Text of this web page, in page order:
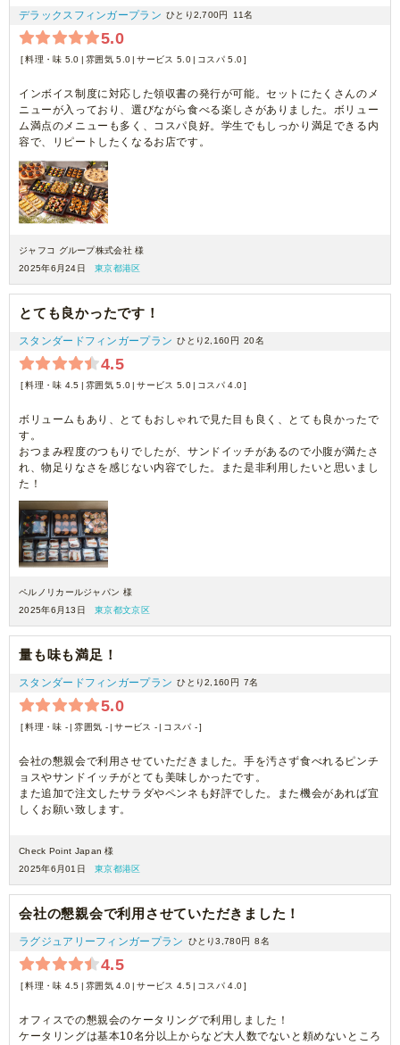
デラックスフィンガープラン ひとり2,700円 11名
5.0
料理・味 5.0 雰囲気 5.0 サービス 5.0 コスパ 5.0
インボイス制度に対応した領収書の発行が可能。セットにたくさんのメ
ニューが入っており、選びながら食べる楽しさがありました。ボリュー
ム満点のメニューも多く、コスパ良好。学生でもしっかり満足できる内
容で、リピートしたくなるお店です。
ジャフコ グループ株式会社 様
2025年6月24日
東京都港区
とても良かったです！
スタンダードフィンガープラン ひとり2,160円 20名
4.5
料理・味 4.5 雰囲気 5.0 サービス 5.0 コスパ 4.0
ボリュームもあり、とてもおしゃれで見た目も良く、とても良かったで
す。
おつまみ程度のつもりでしたが、サンドイッチがあるので小腹が満たさ
れ、物足りなさを感じない内容でした。また是非利用したいと思いまし
た！
ペルノリカールジャパン 様
2025年6月13日
東京都文京区
量も味も満足！
スタンダードフィンガープラン ひとり2,160円 7名
5.0
料理・味 - 雰囲気 - サービス - コスパ -
会社の懇親会で利用させていただきました。手を汚さず食べれるピンチ
ョスやサンドイッチがとても美味しかったです。
また追加で注文したサラダやペンネも好評でした。また機会があれば宜
しくお願い致します。
Check Point Japan 様
2025年6月01日
東京都港区
会社の懇親会で利用させていただきました！
ラグジュアリーフィンガープラン ひとり3,780円 8名
4.5
料理・味 4.5 雰囲気 4.0 サービス 4.5 コスパ 4.0
オフィスでの懇親会のケータリングで利用しました！
ケータリングは基本10名分以上からなど大人数でないと頼めないところ